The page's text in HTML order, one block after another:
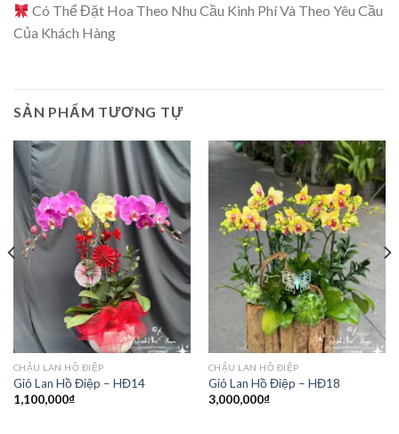
Có Thể Đặt Hoa Theo Nhu Cầu Kinh Phí Và Theo Yêu Cầu
Của Khách Hàng
SẢN PHẨM TƯƠNG TỰ
CHẬU LAN HỒ ĐIỆP
Giỏ Lan Hồ Điệp – HĐ14
1,100,000₫
CHẬU LAN HỒ ĐIỆP
Giỏ Lan Hồ Điệp – HĐ18
3,000,000₫